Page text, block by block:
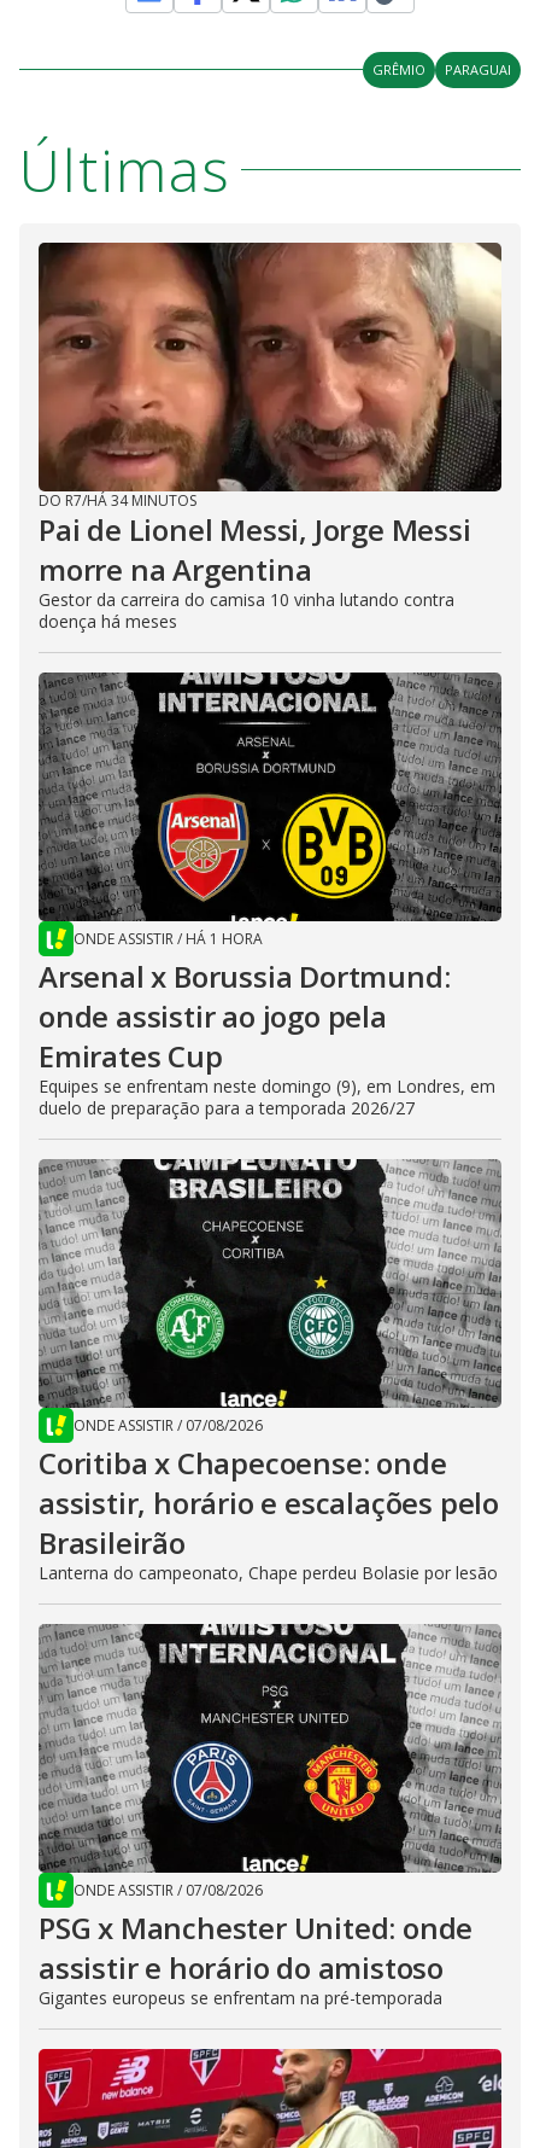
GRÊMIO PARAGUAI
Últimas
DO R7/HÁ 34 MINUTOS
Pai de Lionel Messi, Jorge Messi
morre na Argentina
Gestor da carreira do camisa 10 vinha lutando contra
doença há meses
ONDE ASSISTIR/ HÁ 1 HORA
Arsenal x Borussia Dortmund:
onde assistir ao jogo pela
Emirates Cup
Equipes se enfrentam neste domingo (9), em Londres, em
duelo de preparação para a temporada 2026/27
ONDE ASSISTIR/ 07/08/2026
Coritiba x Chapecoense: onde
assistir, horário e escalações pelo
Brasileirão
Lanterna do campeonato, Chape perdeu Bolasie por lesão
ONDE ASSISTIR/ 07/08/2026
PSG x Manchester United: onde
assistir e horário do amistoso
Gigantes europeus se enfrentam na pré-temporada